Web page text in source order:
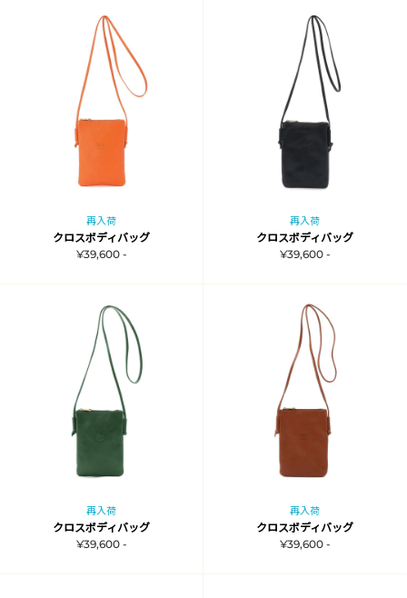
再入荷
クロスボディバッグ
¥39,600 -
再入荷
クロスボディバッグ
¥39,600 -
再入荷
クロスボディバッグ
¥39,600 -
再入荷
クロスボディバッグ
¥39,600 -